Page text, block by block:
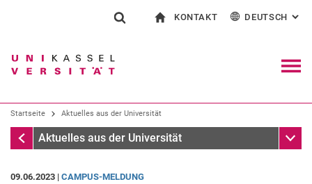
Springe direkt zu: Inhalt
Springe direkt zu: Suche
Springe direkt zu:
Suchen (öffnet externen Link in einem
KONTAKT
Kontakt für Presse und Öffentlichkeit
Einrichtungen suchen
DEUTSCH :
Startseite Aktuelles aus der Universität
Startseite
Aktuelles aus der Universität
09.06.2023 | CAMPUS-MELDUNG